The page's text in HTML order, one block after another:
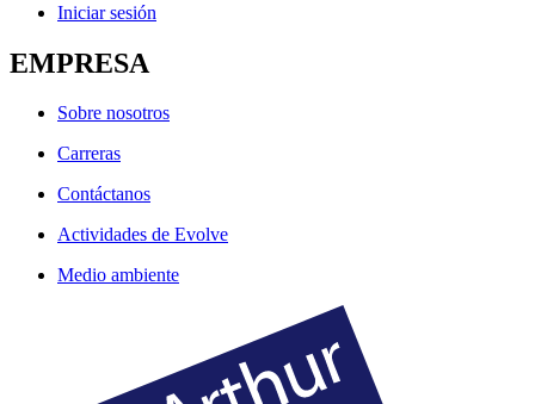
Iniciar sesión
EMPRESA
Sobre nosotros
Carreras
Contáctanos
Actividades de Evolve
Medio ambiente